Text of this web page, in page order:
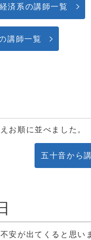
経済系の講師一覧
講師一覧
お順に並べました。
五十音から
安が出てくると思い